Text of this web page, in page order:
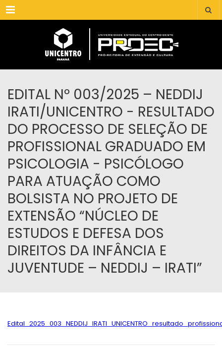
Menu
EDITAL Nº 003/2025 – NEDDIJ
IRATI/UNICENTRO - RESULTADO
DO PROCESSO DE SELEÇÃO DE
PROFISSIONAL GRADUADO EM
PSICOLOGIA - PSICÓLOGO
PARA ATUAÇÃO COMO
BOLSISTA NO PROJETO DE
EXTENSÃO “NÚCLEO DE
ESTUDOS E DEFESA DOS
DIREITOS DA INFÂNCIA E
JUVENTUDE – NEDDIJ – IRATI”